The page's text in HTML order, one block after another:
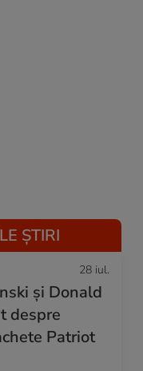
ȘTIRI
28 iul.
și Donald
despre
Patriot